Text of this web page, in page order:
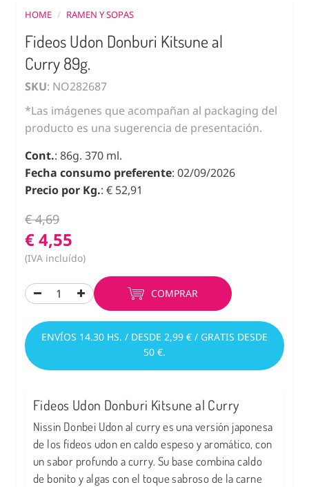
HOME / RAMEN Y SOPAS
Fideos Udon Donburi Kitsune al
Curry 89g.
SKU: NO282687
*Las imágenes que acompañan al packaging del
producto es una sugerencia de presentación.
Cont.: 86g. 370 ml.
Fecha consumo preferente: 02/09/2026
Precio por Kg.: € 52,91
€ 4,69
€ 4,55
(IVA incluído)
COMPRAR
ENVÍOS 14.30 HS. / DESDE 2,99 € / GRATIS DESDE
50 €.
Fideos Udon Donburi Kitsune al Curry
Nissin Donbei Udon al curry es una versión japonesa
de los fideos udon en caldo espeso y aromático, con
un sabor profundo a curry. Su base combina caldo
de bonito y algas con el toque sabroso de la carne